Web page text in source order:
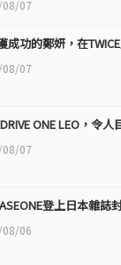
08/07
成功的鄭妍，在
08/07
ONE LEO，令
08/07
登上日本雜誌
06